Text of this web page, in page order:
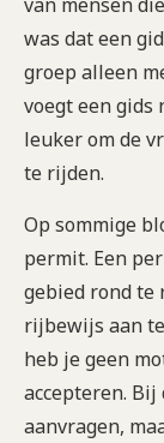
was dat een
groep alleen
voegt een gids
leuker om de
te rijden.
Op sommige
permit. Een
gebied rond te
rijbewijs aan
heb je geen
accepteren. Bij
aanvragen,